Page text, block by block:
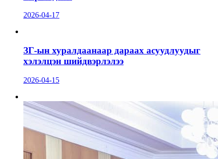
2026-04-17
ЗГ-ын хуралдаанаар дараах асуудлуудыг
хэлэлцэн шийдвэрлэлээ
2026-04-15